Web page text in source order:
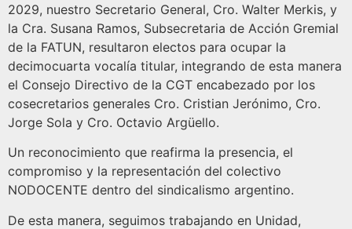
2029, nuestro Secretario General, Cro. Walter Merkis, y
la Cra. Susana Ramos, Subsecretaria de Acción Gremial
de la FATUN, resultaron electos para ocupar la
decimocuarta vocalía titular, integrando de esta manera
el Consejo Directivo de la CGT encabezado por los
cosecretarios generales Cro. Cristian Jerónimo, Cro.
Jorge Sola y Cro. Octavio Argüello.
Un reconocimiento que reafirma la presencia, el
compromiso y la representación del colectivo
NODOCENTE dentro del sindicalismo argentino.
De esta manera, seguimos trabajando en Unidad,